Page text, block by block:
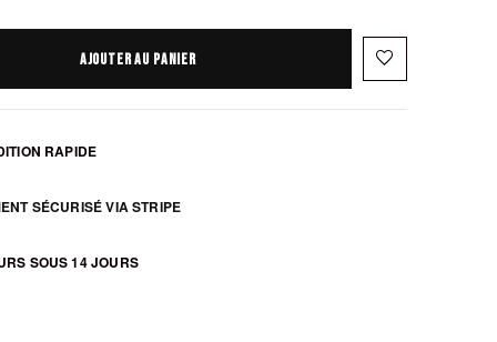
AJOUTER AU PANIER favorite_border
RAPIDE
SÉCURISÉ VIA STRIPE
SOUS 14 JOURS